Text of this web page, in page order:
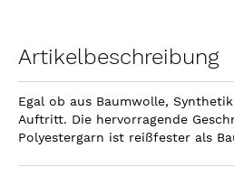
Artikelbeschreibung
Egal ob aus Baumwolle,
Auftritt. Die hervorragende
Polyestergarn ist reißfester als